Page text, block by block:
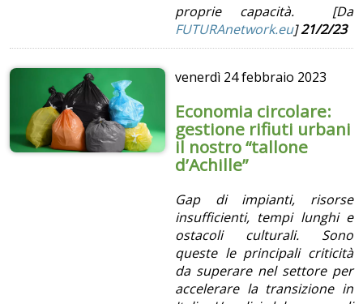
proprie capacità. [Da
FUTURAnetwork.eu]21/2/23
venerdì 24 febbraio 2023
Economia circolare:
gestione rifiuti urbani
il nostro “tallone
d’Achille”
Gap di impianti, risorse
insufficienti, tempi lunghi e
ostacoli culturali. Sono
queste le principali criticità
da superare nel settore per
accelerare la transizione in